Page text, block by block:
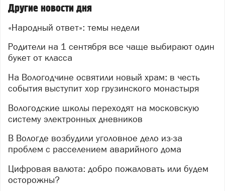
Другие новости дня
«Народный ответ»: темы недели
Родители на 1 сентября все чаще выбирают один
букет от класса
На Вологодчине освятили новый храм: в честь
события выступит хор грузинского монастыря
Вологодские школы переходят на московскую
систему электронных дневников
В Вологде возбудили уголовное дело из-за
проблем с расселением аварийного дома
Цифровая валюта: добро пожаловать или будем
осторожны?